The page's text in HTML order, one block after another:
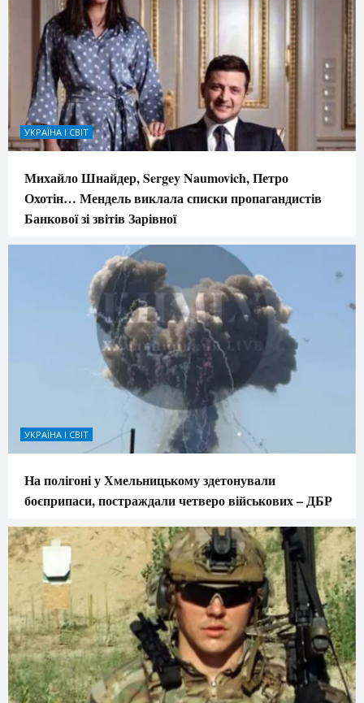
УКРАЇНА І СВІТ
Михайло Шнайдер, Sergey Naumovich, Петро
Охотін… Мендель виклала списки пропагандистів
Банкової зі звітів Зарівної
УКРАЇНА І СВІТ
На полігоні у Хмельницькому здетонували
боєприпаси, постраждали четверо військових – ДБР